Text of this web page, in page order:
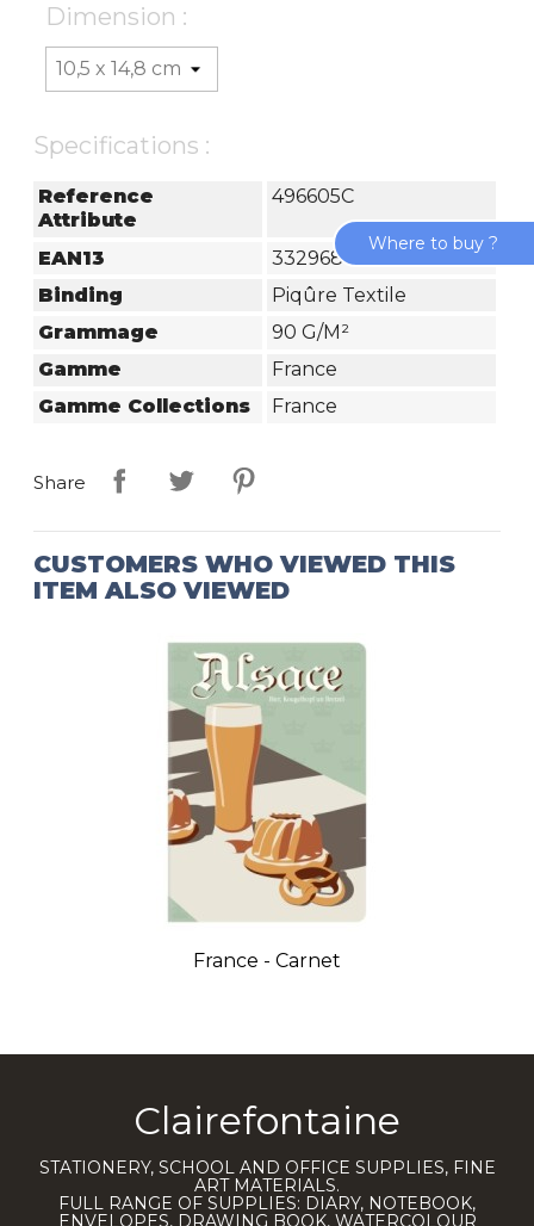
Dimension :
Specifications :
Reference
Attribute
496605C
EAN13
3329684966059
Binding
Piqûre Textile
Grammage
90 G/m²
Gamme
France
Gamme Collections
France
Share
CUSTOMERS WHO VIEWED THIS
ITEM ALSO VIEWED
France - Carnet
Clairefontaine
STATIONERY, SCHOOL AND OFFICE SUPPLIES, FINE
ART MATERIALS.
FULL RANGE OF SUPPLIES: DIARY, NOTEBOOK,
ENVELOPES, DRAWING BOOK, WATERCOLOUR
Where to buy ?